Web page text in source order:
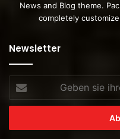
News and Blog theme.
completely
Newsletter
sie
ihre
Mailadresse